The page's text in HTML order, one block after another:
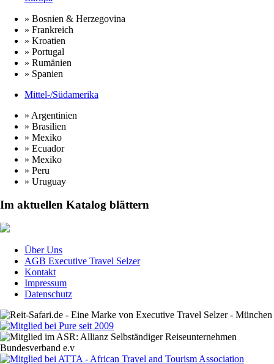
» Bosnien & Herzegovina
» Frankreich
» Kroatien
» Portugal
» Rumänien
» Spanien
Mittel-/Südamerika
» Argentinien
» Brasilien
» Mexiko
» Ecuador
» Mexiko
» Peru
» Uruguay
Im aktuellen Katalog blättern
Über Uns
AGB Executive Travel Selzer
Kontakt
Impressum
Datenschutz